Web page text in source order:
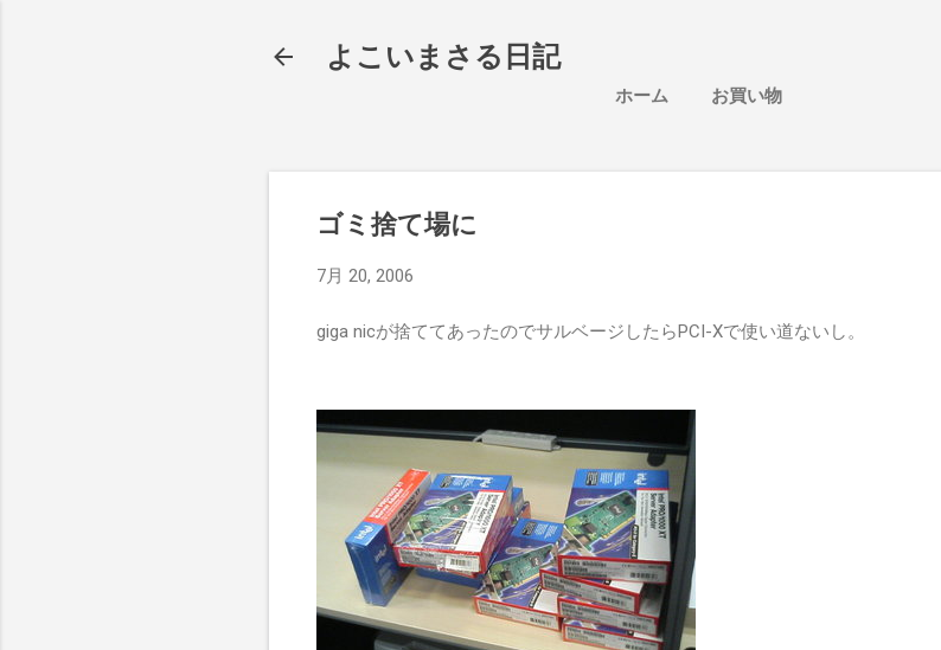
よこいまさる日記
ホーム お買い物
ゴミ捨て場に
7月 20, 2006
giga nicが捨ててあったのでサルベージしたらPCI-Xで使い道ないし。